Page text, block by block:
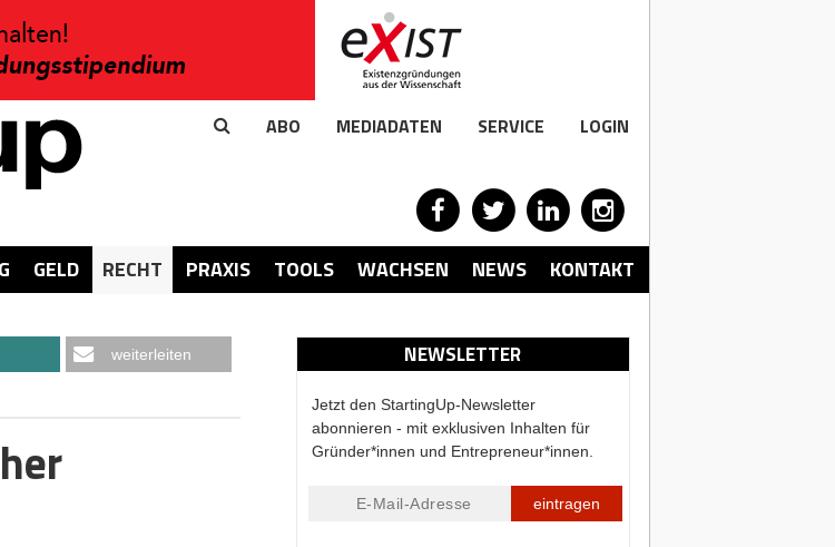
ABO MEDIADATEN SERVICE LOGIN
GELD RECHT PRAXIS TOOLS WACHSEN NEWS KONTAKT
NEWSLETTER
Jetzt den StartingUp-Newsletter
abonnieren - mit exklusiven Inhalten für
Gründer*innen und Entrepreneur*innen.
eintragen
weiterleiten